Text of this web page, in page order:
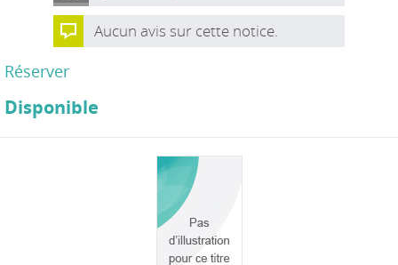
Aucun avis sur cette notice.
Réserver
Disponible